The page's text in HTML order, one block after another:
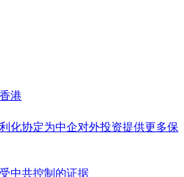
香港
化协定为中企对外投资提供更多保
中共控制的证据